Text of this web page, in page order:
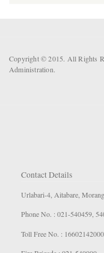
Copyright © 2015. All Rights
Administration.
Contact Details
Urlabari-4, Aitabare, Morang
Phone No. : 021-540459,
Toll Free No. : 16602142000